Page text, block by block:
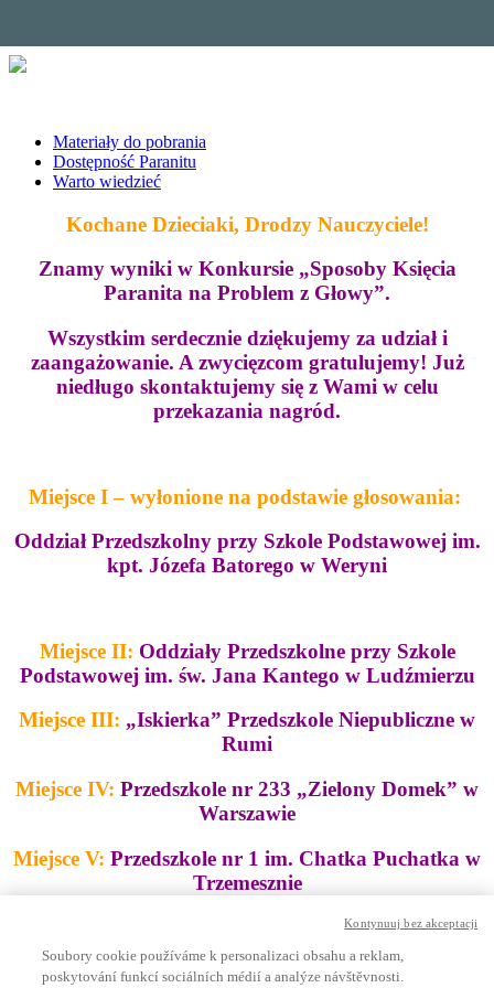
Materiały do pobrania
Dostępność Paranitu
Warto wiedzieć
Kochane Dzieciaki, Drodzy Nauczyciele!
Znamy wyniki w Konkursie „Sposoby Księcia
Paranita na Problem z Głowy”.
Wszystkim serdecznie dziękujemy za udział i
zaangażowanie. A zwycięzcom gratulujemy! Już
niedługo skontaktujemy się z Wami w celu
przekazania nagród.
Miejsce I – wyłonione na podstawie głosowania:
Oddział Przedszkolny przy Szkole Podstawowej im.
kpt. Józefa Batorego w Weryni
Miejsce II: Oddziały Przedszkolne przy Szkole
Podstawowej im. św. Jana Kantego w Ludźmierzu
Miejsce III: „Iskierka” Przedszkole Niepubliczne w
Rumi
Miejsce IV: Przedszkole nr 233 „Zielony Domek” w
Warszawie
Miejsce V: Przedszkole nr 1 im. Chatka Puchatka w
Trzemesznie
REGULAMIN
Soubory cookie používáme k personalizaci obsahu a reklam,
poskytování funkcí sociálních médií a analýze návštěvnosti.
Kontynuuj bez akceptacji